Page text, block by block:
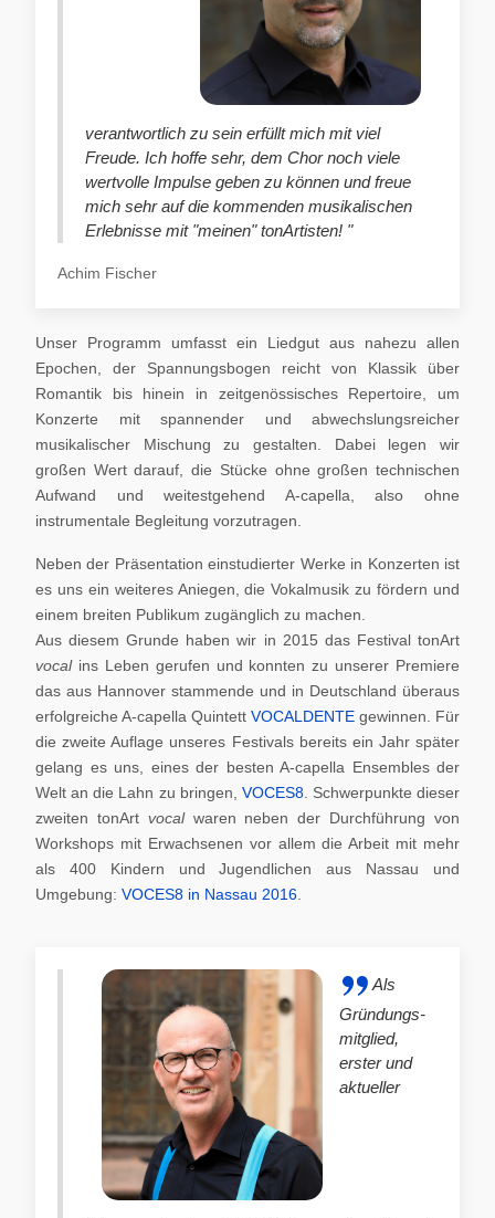
verantwortlich zu sein erfüllt mich mit viel
Freude. Ich hoffe sehr, dem Chor noch viele
wertvolle Impulse geben zu können und freue
mich sehr auf die kommenden musikalischen
Erlebnisse mit "meinen" tonArtisten! "
Achim Fischer
Unser Programm umfasst ein Liedgut aus nahezu allen
Epochen, der Spannungsbogen reicht von Klassik über
Romantik bis hinein in zeitgenössisches Repertoire, um
Konzerte mit spannender und abwechslungsreicher
musikalischer Mischung zu gestalten. Dabei legen wir
großen Wert darauf, die Stücke ohne großen technischen
Aufwand und weitestgehend A-capella, also ohne
instrumentale Begleitung vorzutragen.
Neben der Präsentation einstudierter Werke in Konzerten ist
es uns ein weiteres Aniegen, die Vokalmusik zu fördern und
einem breiten Publikum zugänglich zu machen.
Aus diesem Grunde haben wir in 2015 das Festival tonArt
vocal ins Leben gerufen und konnten zu unserer Premiere
das aus Hannover stammende und in Deutschland überaus
erfolgreiche A-capella Quintett VOCALDENTE gewinnen. Für
die zweite Auflage unseres Festivals bereits ein Jahr später
gelang es uns, eines der besten A-capella Ensembles der
Welt an die Lahn zu bringen, VOCES8. Schwerpunkte dieser
zweiten tonArt vocalwaren neben der Durchführung von
Workshops mit Erwachsenen vor allem die Arbeit mit mehr
als 400 Kindern und Jugendlichen aus Nassau und
Umgebung: VOCES8 in Nassau 2016
Als
Gründungs-
mitglied,
erster und
aktueller